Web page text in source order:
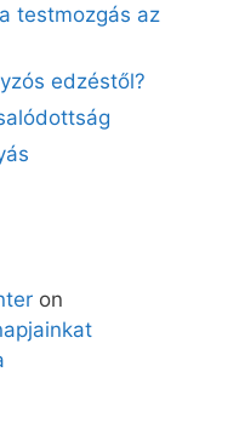
testmozgás az
edzéstől?
on